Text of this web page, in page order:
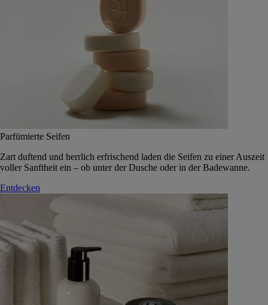
Parfümierte Seifen
Zart duftend und herrlich erfrischend laden die Seifen zu einer Auszeit
voller Sanftheit ein – ob unter der Dusche oder in der Badewanne.
Entdecken